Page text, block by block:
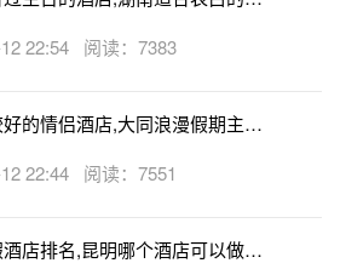
22:54 阅读：7383
的情侣酒店,大同浪漫假期主题
22:44 阅读：7551
店排名,昆明哪个酒店可以做求